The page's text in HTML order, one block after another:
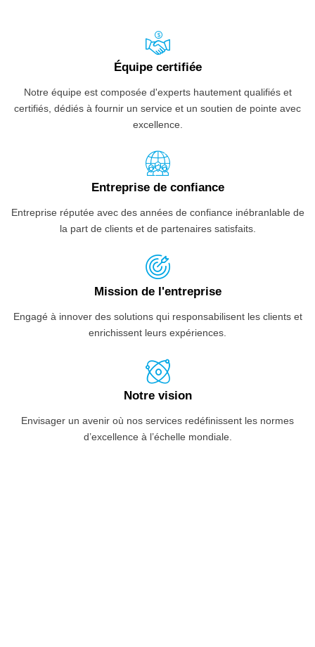
Équipe certifiée
Notre équipe est composée d'experts hautement qualifiés et
certifiés, dédiés à fournir un service et un soutien de pointe avec
excellence.
Entreprise de confiance
Entreprise réputée avec des années de confiance inébranlable de
la part de clients et de partenaires satisfaits.
Mission de l'entreprise
Engagé à innover des solutions qui responsabilisent les clients et
enrichissent leurs expériences.
Notre vision
Envisager un avenir où nos services redéfinissent les normes
d’excellence à l’échelle mondiale.